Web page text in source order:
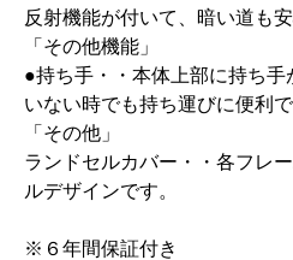
反射機能が付いて、暗い道も安
「その他機能」
●持ち手・・本体上部に持ち手
いない時でも持ち運びに便利で
「その他」
ランドセルカバー・・各フレ
ルデザインです。
※６年間保証付き